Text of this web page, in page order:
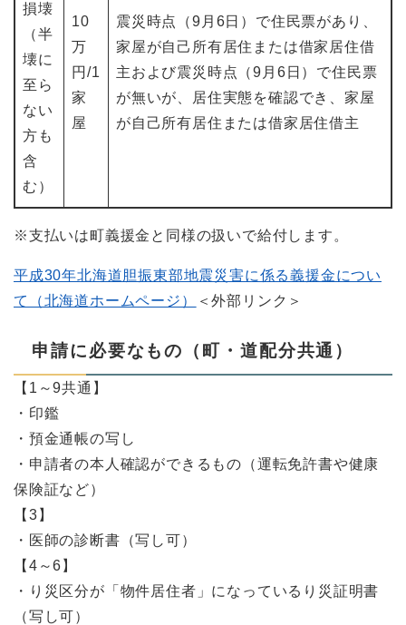
損壊
（半
壊に
至ら
ない
方も
含
む）
10
万
円/1
家
屋
震災時点（9月6日）で住民票があり、
家屋が自己所有居住または借家居住借
主および震災時点（9月6日）で住民票
が無いが、居住実態を確認でき、家屋
が自己所有居住または借家居住借主
※支払いは町義援金と同様の扱いで給付します。
平成30年北海道胆振東部地震災害に係る義援金につい
て（北海道ホームページ）
＜外部リンク＞
申請に必要なもの（町・道配分共通）
【1～9共通】
・印鑑
・預金通帳の写し
・申請者の本人確認ができるもの（運転免許書や健康
保険証など）
【3】
・医師の診断書（写し可）
【4～6】
・り災区分が「物件居住者」になっているり災証明書
（写し可）